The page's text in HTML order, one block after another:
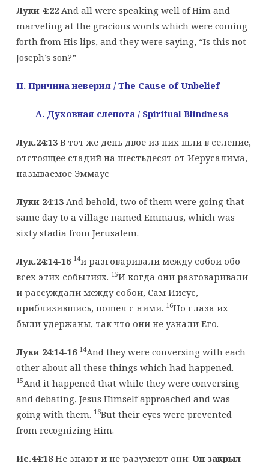
Луки 4:22And all were speaking well of Him and
marveling at the gracious words which were coming
forth from His lips, and they were saying, “Is this not
Joseph’s son?”
II. Причина неверия/ The Cause of Unbelief
A. Духовная слепота / Spiritual Blindness
Лук.24:13 В тот же день двое из них шли в селение,
отстоящее стадий на шестьдесят от Иерусалима,
называемое Эммаус
Луки 24:13And behold, two of them were going that
same day to a village named Emmaus, which was
sixty stadia from Jerusalem.
Лук.24:14-16 14и разговаривали между собой обо
всех этих событиях. 15И когда они разговаривали
и рассуждали между собой, Сам Иисус,
приблизившись, пошел с ними. 16Но глаза их
были удержаны, так что они не узнали Его.
Луки 24:14-16 14And they were conversing with each
other about all these things which had happened.
15And it happened that while they were conversing
and debating, Jesus Himself approached and was
going with them. 16But their eyes were prevented
from recognizing Him.
Ис.44:18Не знают и не разумеют они: Он закрыл